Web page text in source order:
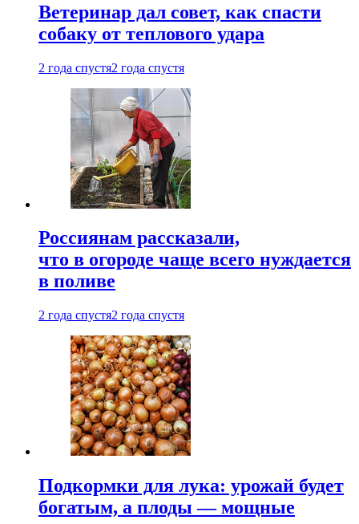
Ветеринар дал совет, как спасти
собаку от теплового удара
2 года спустя2 года спустя
Россиянам рассказали,
что в огороде чаще всего нуждается
в поливе
2 года спустя2 года спустя
Подкормки для лука: урожай будет
богатым, а плоды — мощные